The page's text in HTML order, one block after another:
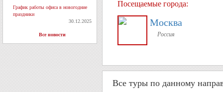
График работы офиса в новогодние
праздники
30.12.2025
Все новости
Посещаемые города:
Москва
Россия
Все туры по данному